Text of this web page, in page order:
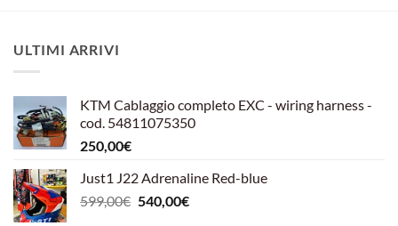
ULTIMI ARRIVI
KTM Cablaggio completo EXC - wiring harness -
cod. 54811075350
250,00€
Just1 J22 Adrenaline Red-blue
599,00€ Il
540,00€Il